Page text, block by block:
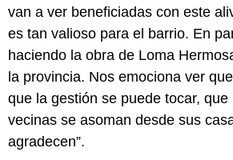
van a ver beneficiadas con este
es tan valioso para el barrio. En
haciendo la obra de Loma
la provincia. Nos emociona ver
que la gestión se puede tocar, que
vecinas se asoman desde sus
agradecen”.